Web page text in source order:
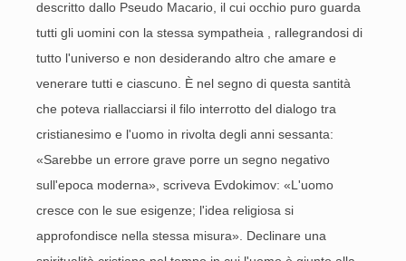
descritto dallo Pseudo Macario, il cui occhio puro guarda
tutti gli uomini con la stessa sympatheia , rallegrandosi di
tutto l'universo e non desiderando altro che amare e
venerare tutti e ciascuno. È nel segno di questa santità
che poteva riallacciarsi il filo interrotto del dialogo tra
cristianesimo e l'uomo in rivolta degli anni sessanta:
«Sarebbe un errore grave porre un segno negativo
sull'epoca moderna», scriveva Evdokimov: «L'uomo
cresce con le sue esigenze; l'idea religiosa si
approfondisce nella stessa misura». Declinare una